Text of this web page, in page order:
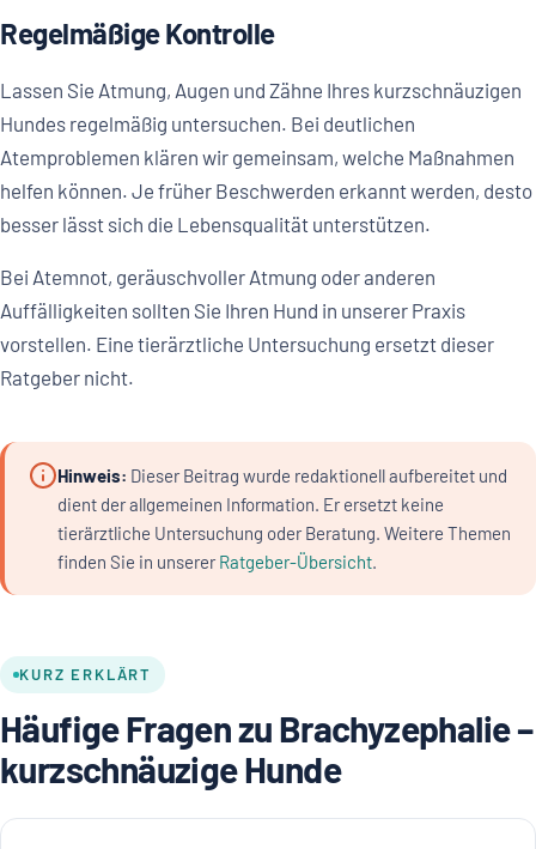
Regelmäßige Kontrolle
Lassen Sie Atmung, Augen und Zähne Ihres kurzschnäuzigen
Hundes regelmäßig untersuchen. Bei deutlichen
Atemproblemen klären wir gemeinsam, welche Maßnahmen
helfen können. Je früher Beschwerden erkannt werden, desto
besser lässt sich die Lebensqualität unterstützen.
Bei Atemnot, geräuschvoller Atmung oder anderen
Auffälligkeiten sollten Sie Ihren Hund in unserer Praxis
vorstellen. Eine tierärztliche Untersuchung ersetzt dieser
Ratgeber nicht.
Hinweis: Dieser Beitrag wurde redaktionell aufbereitet und
dient der allgemeinen Information. Er ersetzt keine
tierärztliche Untersuchung oder Beratung. Weitere Themen
finden Sie in unserer Ratgeber-Übersicht.
KURZ ERKLÄRT
Häufige Fragen zu Brachyzephalie –
kurzschnäuzige Hunde